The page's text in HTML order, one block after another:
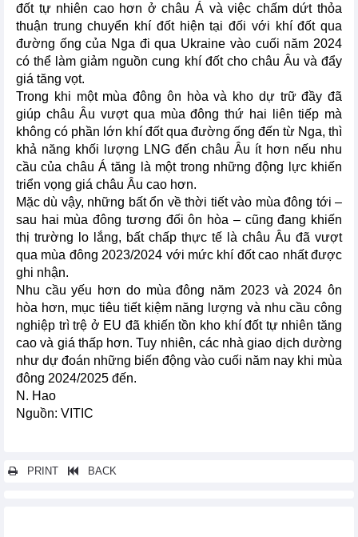
đốt tự nhiên cao hơn ở châu Á và việc chấm dứt thỏa
thuận trung chuyển khí đốt hiện tại đối với khí đốt qua
đường ống của Nga đi qua Ukraine vào cuối năm 2024
có thể làm giảm nguồn cung khí đốt cho châu Âu và đẩy
giá tăng vọt.
Trong khi một mùa đông ôn hòa và kho dự trữ đầy đã
giúp châu Âu vượt qua mùa đông thứ hai liên tiếp mà
không có phần lớn khí đốt qua đường ống đến từ Nga, thì
khả năng khối lượng LNG đến châu Âu ít hơn nếu nhu
cầu của châu Á tăng là một trong những động lực khiến
triển vọng giá châu Âu cao hơn.
Mặc dù vậy, những bất ổn về thời tiết vào mùa đông tới –
sau hai mùa đông tương đối ôn hòa – cũng đang khiến
thị trường lo lắng, bất chấp thực tế là châu Âu đã vượt
qua mùa đông 2023/2024 với mức khí đốt cao nhất được
ghi nhận.
Nhu cầu yếu hơn do mùa đông năm 2023 và 2024 ôn
hòa hơn, mục tiêu tiết kiệm năng lượng và nhu cầu công
nghiệp trì trệ ở EU đã khiến tồn kho khí đốt tự nhiên tăng
cao và giá thấp hơn. Tuy nhiên, các nhà giao dịch dường
như dự đoán những biến động vào cuối năm nay khi mùa
đông 2024/2025 đến.
N. Hao
Nguồn: VITIC
PRINT BACK